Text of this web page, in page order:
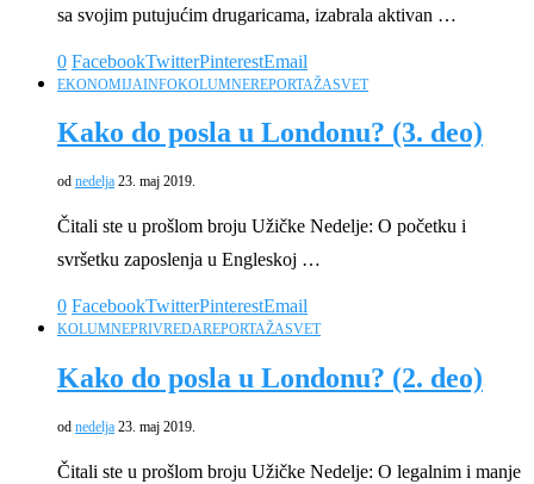
sa svojim putujućim drugaricama, izabrala aktivan …
0 FacebookTwitterPinterestEmail
EKONOMIJAINFOKOLUMNEREPORTAŽASVET
Kako do posla u Londonu? (3. deo)
od nedelja 23. maj 2019.
Čitali ste u prošlom broju Užičke Nedelje: O početku i
svršetku zaposlenja u Engleskoj …
0 FacebookTwitterPinterestEmail
KOLUMNEPRIVREDAREPORTAŽASVET
Kako do posla u Londonu? (2. deo)
od nedelja 23. maj 2019.
Čitali ste u prošlom broju Užičke Nedelje: O legalnim i manje